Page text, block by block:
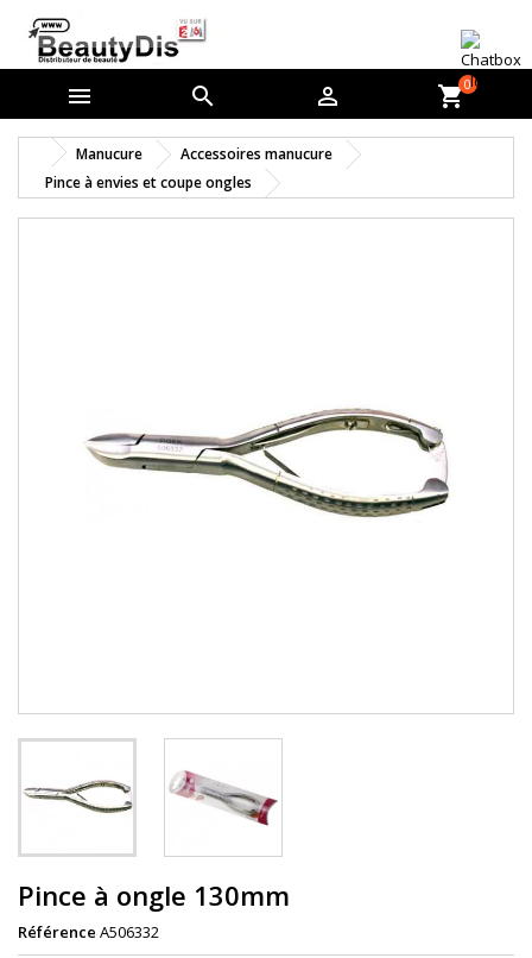
   shopping_cart0
Manucure
Accessoires manucure
Pince à envies et coupe ongles
Pince à ongle 130mm
Référence A506332